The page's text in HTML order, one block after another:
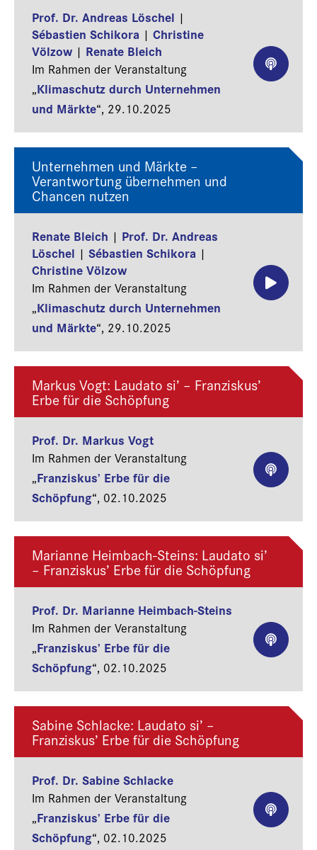
Prof. Dr. Andreas Löschel |
Sébastien Schikora | Christine
Völzow | Renate Bleich
Im Rahmen der Veranstaltung
„Klimaschutz durch Unternehmen
und Märkte“, 29.10.2025
Unternehmen und Märkte –
Verantwortung übernehmen und
Chancen nutzen
Renate Bleich | Prof. Dr. Andreas
Löschel | Sébastien Schikora |
Christine Völzow
Im Rahmen der Veranstaltung
„Klimaschutz durch Unternehmen
und Märkte“, 29.10.2025
Markus Vogt: Laudato si’ – Franziskus’
Erbe für die Schöpfung
Prof. Dr. Markus Vogt
Im Rahmen der Veranstaltung
„Franziskus’ Erbe für die
Schöpfung“, 02.10.2025
Marianne Heimbach-Steins: Laudato si’
– Franziskus’ Erbe für die Schöpfung
Prof. Dr. Marianne Heimbach-Steins
Im Rahmen der Veranstaltung
„Franziskus’ Erbe für die
Schöpfung“, 02.10.2025
Sabine Schlacke: Laudato si’ –
Franziskus’ Erbe für die Schöpfung
Prof. Dr. Sabine Schlacke
Im Rahmen der Veranstaltung
„Franziskus’ Erbe für die
Schöpfung“, 02.10.2025